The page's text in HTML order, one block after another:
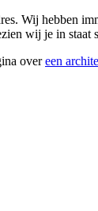
Wij hebben
wij je in
overeen